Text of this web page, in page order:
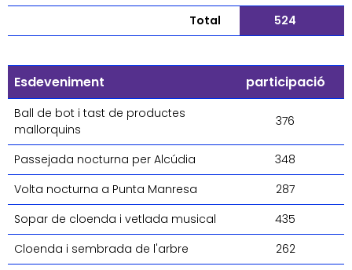
Total
524
Esdeveniment participació
Ball de bot i tast de productes
mallorquins
376
Passejada nocturna per Alcúdia
348
Volta nocturna a Punta Manresa
287
Sopar de cloenda i vetlada musical
435
Cloenda i sembrada de l'arbre
262